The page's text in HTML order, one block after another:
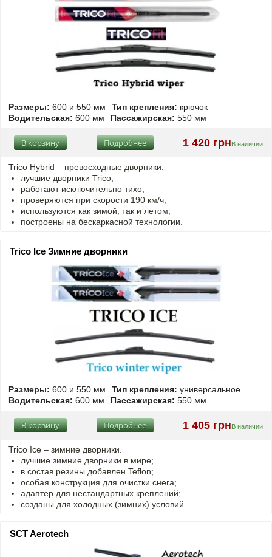
Размеры: 600 и 550 мм Тип крепления: крючок
Водительская: 600 мм Пассажирская: 550 мм
1 420 грнВ наличии
Подробнее
В корзину
Trico Hybrid – превосходные дворники.
лучшие дворники Trico;
работают исключительно тихо;
проверяются при скорости 190 км/ч;
используются как зимой, так и летом;
построены на бескаркасной технологии.
Trico Ice Зимние дворники
Размеры: 600 и 550 мм Тип крепления: универсальное
Водительская: 600 мм Пассажирская: 550 мм
1 405 грнВ наличии
Подробнее
В корзину
Trico Ice – зимние дворники.
лучшие зимние дворники в мире;
в состав резины добавлен Teflon;
особая конструкция для очистки снега;
адаптер для нестандартных креплений;
созданы для холодных (зимних) условий.
SCT Aerotech